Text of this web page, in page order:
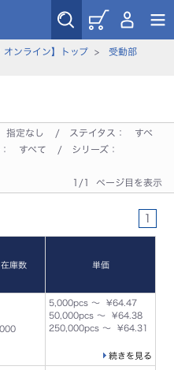
オンライン】トップ>
受動部
指定なし / ステイタス：
すべ
すべて
/ シリーズ：
1/1 ページ目を表示
1
在庫数 単価
5,000pcs ～ ¥64.47
50,000pcs ～ ¥64.38
250,000pcs ～ ¥64.31
続きを見る